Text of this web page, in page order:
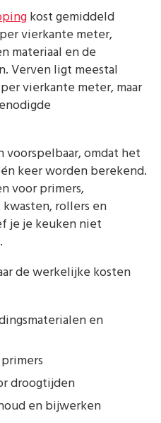
kost gemiddeld
vierkante meter,
materiaal en de
Verven ligt meestal
vierkante meter, maar
omdat het
keer worden berekend.
voor primers,
rollers en
je je keuken niet
de werkelijke kosten
en
droogtijden
en bijwerken